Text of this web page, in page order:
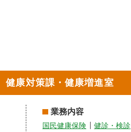
健康対策課・健康増進室
業務内容
国民健康保険 健診・検診